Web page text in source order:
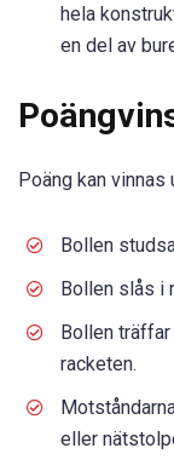
hela
en del av
Poäng kan
Bollen
Bollen slås i
Bollen
racketen.
eller